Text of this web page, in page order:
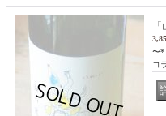
〜
コ